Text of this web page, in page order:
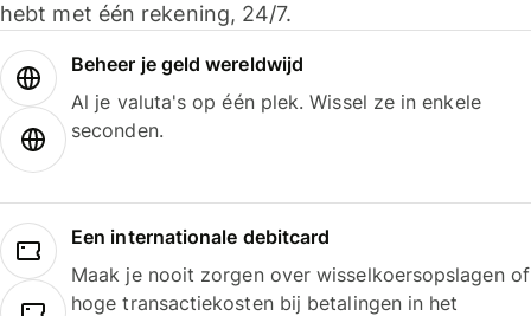
hebt met één rekening, 24/7.
Beheer je geld wereldwijd
Al je valuta's op één plek. Wissel ze in enkele
seconden.
Een internationale debitcard
Maak je nooit zorgen over wisselkoersopslagen of
hoge transactiekosten bij betalingen in het